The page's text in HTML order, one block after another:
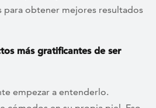
para obtener mejores resultados
más gratificantes de ser
empezar a entenderlo.